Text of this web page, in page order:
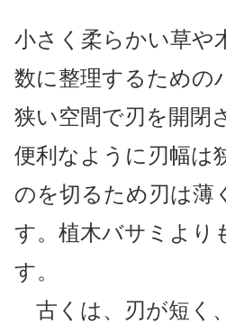
小さく柔らかい草や
数に整理するための
狭い空間で刃を開閉
便利なように刃幅は
のを切るため刃は薄
す。植木バサミより
す。
古くは、刃が短く